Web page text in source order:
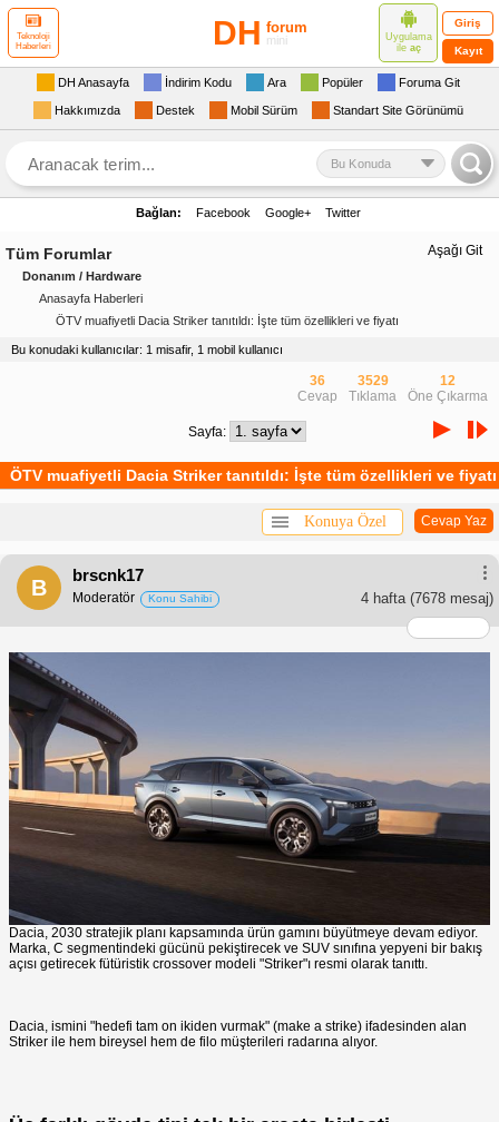
Teknoloji
Haberleri
DH forum
mini
Uygulama
ile aç
Giriş
Kayıt
DH Anasayfa İndirim Kodu Ara Popüler Foruma Git
Hakkımızda Destek Mobil Sürüm Standart Site Görünümü
Bu Konuda
Bağlan: Facebook Google+ Twitter
Aşağı Git
Tüm Forumlar
Donanım / Hardware
Anasayfa Haberleri
ÖTV muafiyetli Dacia Striker tanıtıldı: İşte tüm özellikleri ve fiyatı
Bu konudaki kullanıcılar: 1 misafir, 1 mobil kullanıcı
36
Cevap
3529
Tıklama
12
Öne Çıkarma
Sayfa:
ÖTV muafiyetli Dacia Striker tanıtıldı: İşte tüm özellikleri ve fiyatı
Cevap Yaz
Konuya Özel
B
brscnk17
4 hafta(7678 mesaj)
Moderatör Konu Sahibi
Dacia, 2030 stratejik planı kapsamında ürün gamını büyütmeye devam ediyor.
Marka, C segmentindeki gücünü pekiştirecek ve SUV sınıfına yepyeni bir bakış
açısı getirecek fütüristik crossover modeli "Striker"ı resmi olarak tanıttı.
Dacia, ismini "hedefi tam on ikiden vurmak" (make a strike) ifadesinden alan
Striker ile hem bireysel hem de filo müşterileri radarına alıyor.